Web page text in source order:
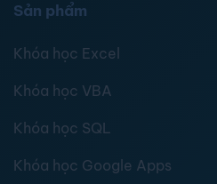
Sản phẩm
Khóa học Excel
Khóa học VBA
Khóa học SQL
Khóa học Google Apps